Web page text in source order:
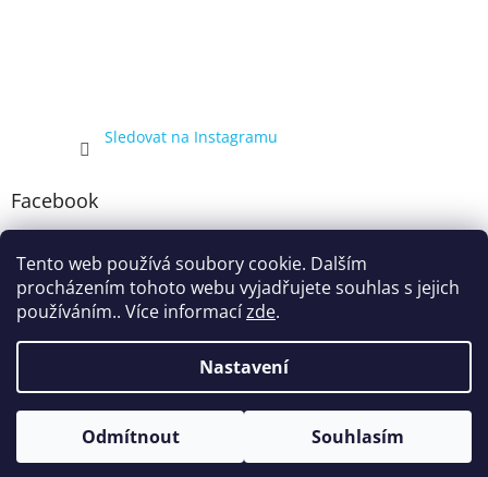
Tento web používá soubory cookie. Dalším
procházením tohoto webu vyjadřujete souhlas s jejich
používáním.. Více informacízde.
Nastavení
Odmítnout Souhlasím
Kompletní nabídka balíčků 4+1, zobrazená pouze registrovaným
Sledovat na Instagramu
Facebook
Vytvořil Shoptet
Copyright 2026ecigarka.cz . Všechna práva vyhrazena.